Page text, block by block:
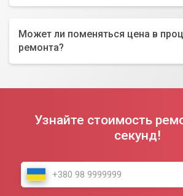
Может ли поменяться цена в
ремонта?
Узнайте стоимость
секунд!